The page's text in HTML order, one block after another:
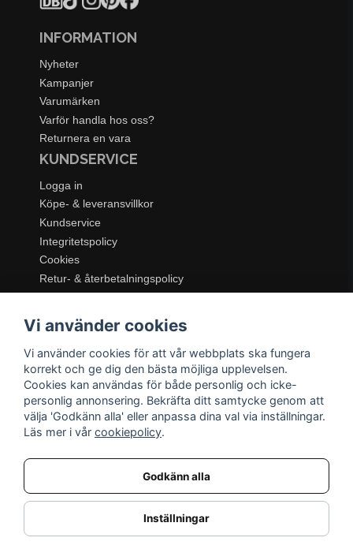
INFORMATION
Nyheter
Kampanjer
Varumärken
Varför handla hos oss?
Returnera en vara
KUNDSERVICE
Logga in
Köpe- & leveransvillkor
Kundservice
Integritetspolicy
Cookies
Retur- & återbetalningspolicy
Dukning & Servering
Kök & Matlagning
Belysning
Textil & Mattor
Möbler
Vi använder cookies
Vi använder cookies för att vår webbplats ska fungera
korrekt och ge dig den bästa möjliga upplevelsen.
Cookies kan användas för både personlig och icke-
personlig annonsering. Bekräfta ditt samtycke genom att
välja 'Godkänn alla' eller anpassa dina val via inställningar.
Läs mer i vår cookiepolicy.
Godkänn alla
Inställningar